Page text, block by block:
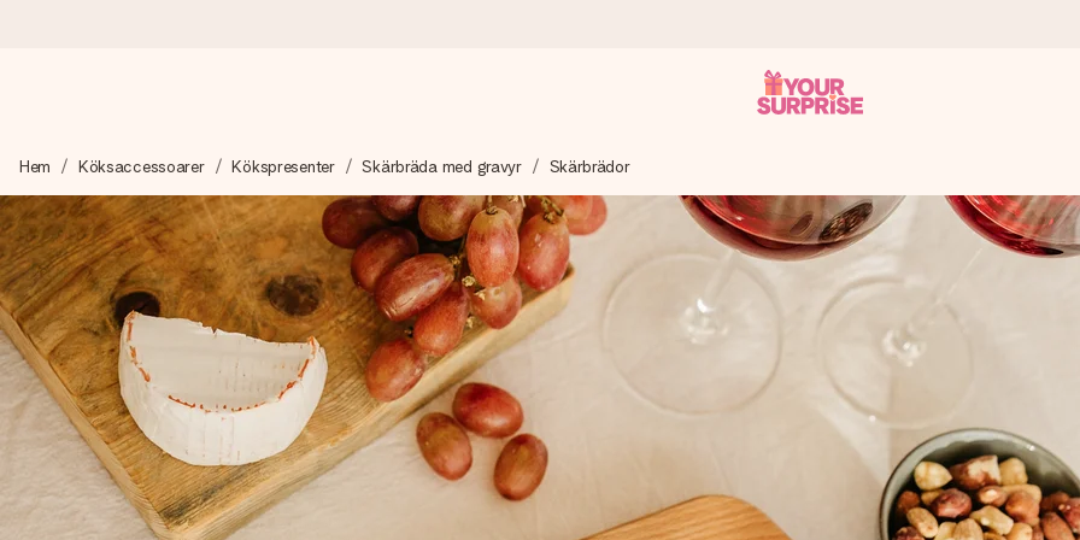
Vi skapar din gåva med omsorg och skickar den blixtsnabbt – så att du kan ge den i precis rätt tid, när det betyder som mest.
4,6 (baserat på +15 000 recensioner)
Våra gåvor inspirerar. Kunder ger oss 4,6 på Google Reviews.
Gratis hälsning
Skapa något unikt med bara några få steg – med hennes namn, ditt foto eller ett meddelande som verkligen berör hennes hjärta.
stunden.
Hem Köksaccessoarer Kökspresenter Skärbräda med gravyr Skärbrädor